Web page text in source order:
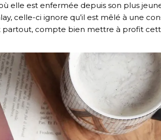
elle est enfermée depuis son plus
celle-ci ignore qu’il est mêlé à une
partout, compte bien mettre à profit